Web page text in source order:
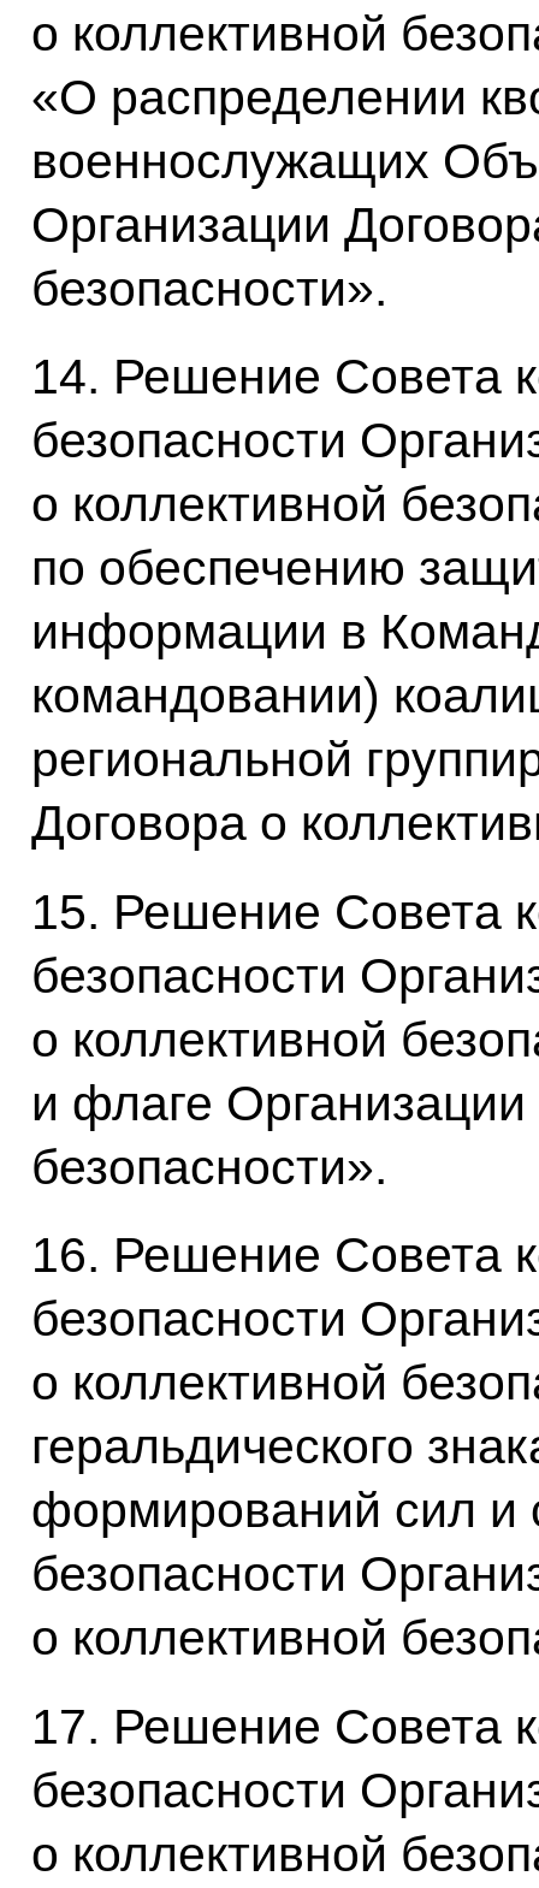
о коллективной
«О распределении
военнослужащих
Организации
безопасности».
14. Решение Совета
безопасности
о коллективной
по обеспечению
информации в
командовании)
региональной
Договора о
15. Решение Совета
безопасности
о коллективной
и флаге
безопасности».
16. Решение Совета
безопасности
о коллективной
геральдического
формирований сил и
безопасности
о коллективной
17. Решение Совета
безопасности
о коллективной